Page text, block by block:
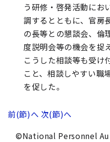
う研修・啓発活動にお
調するとともに、官房
の長等との懇談会、倫
度説明会等の機会を捉
こうした相談等も受け
こと、相談しやすい職
を促した。
前(節)へ 次(節)へ
©National Personnel